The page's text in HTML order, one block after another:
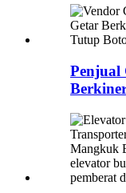
Penjual